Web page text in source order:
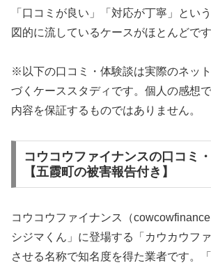
「口コミが良い」「対応が丁寧」とい
図的に流しているケースがほとんどです
※以下の口コミ・体験談は実際のネッ
づくケーススタディです。個人の感想
内容を保証するものではありません。
コウコウファイナンスの口コミ
【五霞町の被害報告付き】
コウコウファイナンス（
シジマくん」に登場する「カウカウフ
させる名称で知名度を得た業者です。